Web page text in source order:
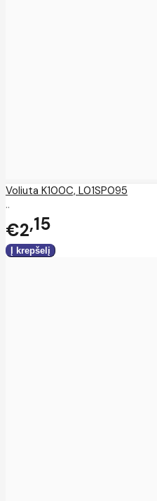
Voliuta K100C, L01SP095
..
€2 15